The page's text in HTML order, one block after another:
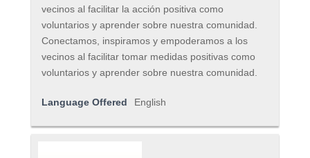
vecinos al facilitar la acción positiva como
voluntarios y aprender sobre nuestra comunidad.
Conectamos, inspiramos y empoderamos a los
vecinos al facilitar tomar medidas positivas como
voluntarios y aprender sobre nuestra comunidad.
Language Offered English